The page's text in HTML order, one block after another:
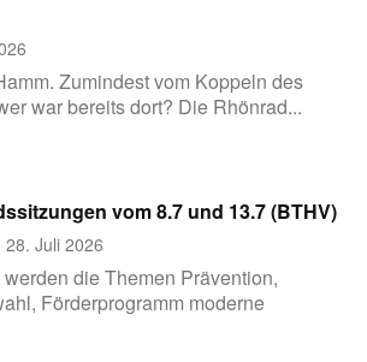
Zumindest vom Koppeln des
war bereits dort? Die Rhönrad...
vom 8.7 und 13.7 (BTHV)
28. Juli 2026
die Themen Prävention,
Förderprogramm moderne